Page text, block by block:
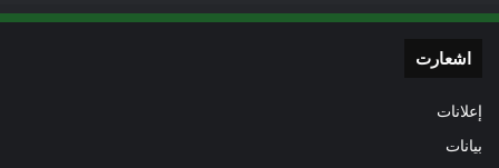
اشعارت
إعلانات
بيانات